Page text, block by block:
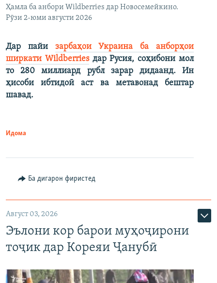
Ҳамла ба анбори Wildberries дар Новосемейкино.
Рӯзи 2-юми августи 2026
Дар пайи зарбаҳои Украина ба анборҳои
ширкати Wildberriesдар Русия, соҳибони мол
то 280 миллиард рубл зарар дидаанд. Ин
ҳисоби ибтидоӣ аст ва метавонад бештар
шавад.
Идома
Ба дигарон фиристед
Август 03, 2026
Эълони кор барои муҳоҷирони
тоҷик дар Кореяи Ҷанубӣ